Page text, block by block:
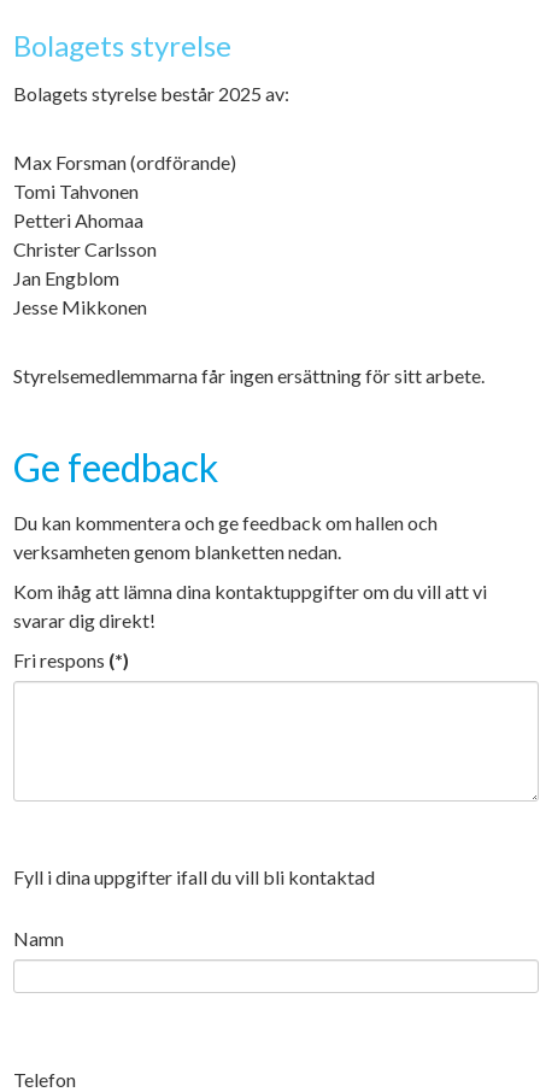
Bolagets styrelse
Bolagets styrelse består 2025 av:
Max Forsman (ordförande)
Tomi Tahvonen
Petteri Ahomaa
Christer Carlsson
Jan Engblom
Jesse Mikkonen
Styrelsemedlemmarna får ingen ersättning för sitt arbete.
Ge feedback
Du kan kommentera och ge feedback om hallen och
verksamheten genom blanketten nedan.
Kom ihåg att lämna dina kontaktuppgifter om du vill att vi
svarar dig direkt!
Fri respons (*)
Fyll i dina uppgifter ifall du vill bli kontaktad
Namn
Telefon